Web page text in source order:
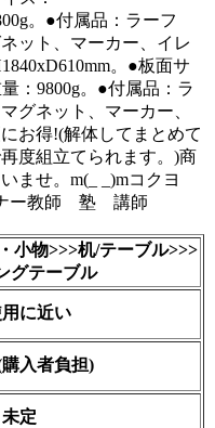
。●付属品：ラーフ
ット、マーカー、イレ
。●板面サ
：9800g。●付属品：ラ
グネット、マーカー、
お得!(解体してまとめて
度組立てられます。)商
ませ。m(_ _)mコクヨ
ー教師　塾　講師
小物>>>机/テーブル>>>
グテーブル
に近い
入者負担)
未定